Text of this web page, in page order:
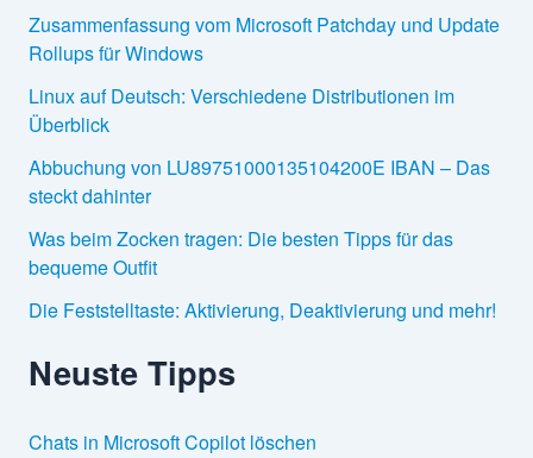
Zusammenfassung vom Microsoft Patchday und Update
Rollups für Windows
Linux auf Deutsch: Verschiedene Distributionen im
Überblick
Abbuchung von LU89751000135104200E IBAN – Das
steckt dahinter
Was beim Zocken tragen: Die besten Tipps für das
bequeme Outfit
Die Feststelltaste: Aktivierung, Deaktivierung und mehr!
Neuste Tipps
Chats in Microsoft Copilot löschen